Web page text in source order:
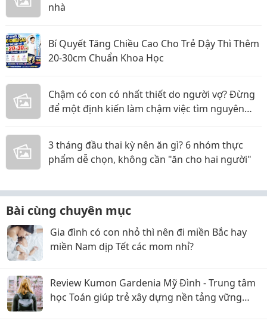
nhà
Bí Quyết Tăng Chiều Cao Cho Trẻ Dậy Thì Thêm
20-30cm Chuẩn Khoa Học
Chậm có con có nhất thiết do người vợ? Đừng
để một định kiến làm chậm việc tìm nguyên
3 tháng đầu thai kỳ nên ăn gì? 6 nhóm thực
phẩm dễ chọn, không cần "ăn cho hai người"
Bài cùng chuyên mục
Gia đình có con nhỏ thì nên đi miền Bắc hay
miền Nam dịp Tết các mom nhỉ?
Review Kumon Gardenia Mỹ Đình - Trung tâm
học Toán giúp trẻ xây dựng nền tảng vững